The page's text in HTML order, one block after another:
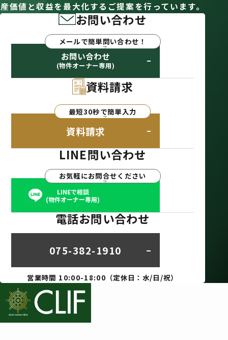
産価値と収益を最大化するご提案を行っています。
お問い合わせ
メールで簡単問い合わせ！
お問い合わせ
(物件オーナー専用)
資料請求
最短30秒で簡単入力
資料請求
LINE問い合わせ
お気軽にお問合せください
LINEで相談
(物件オーナー専用)
電話お問い合わせ
075-382-1910
営業時間 10:00-18:00（定休日：水/日/祝）